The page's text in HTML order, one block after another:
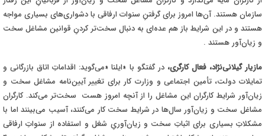
سازمان هستند. آن‌ها امروز برای گرفتنِ سنوات ارفاقی با دشواری‌های بسیاری مواجه
هستند و در این شرایط باز هم عده‌ای به دنبال سخت‌تر کردنِ قوانین مشاغل سخت
و زیان‌آور هستند .
مازیار گیلانی‌نژاد، فعال کارگری،در گفتگو با «ایلنا»می‌گوید: اقداماتِ اتاق بازرگانی و
تمایلات دولت، تأمین اجتماعی و وزارت کار برای تغییر آیین‌نامه مشاغل سخت و
زیان‌آور شرایط کارگران این مشاغل را از آنچه امروز هست سخت‌تر می‌کند. کارگران
مشاغل سخت و زیان‌آور سال‌ها در شرایط سخت کار می‌کنند، آسیب می‌بینند اما با
مشکلاتِ بسیاری برای اثباتِ سخت و زیان‌آوریِ شغل و استفاده از سنواتِ ارفاقی